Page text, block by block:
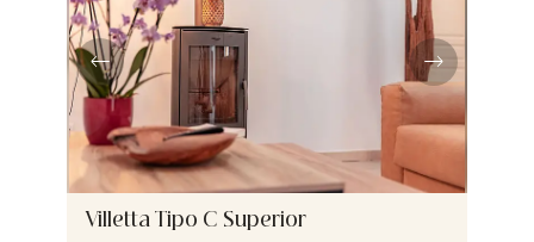
Villetta Tipo C Superior